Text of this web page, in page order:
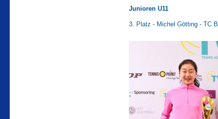
Junioren U11
3. Platz - Michel Götting - TC